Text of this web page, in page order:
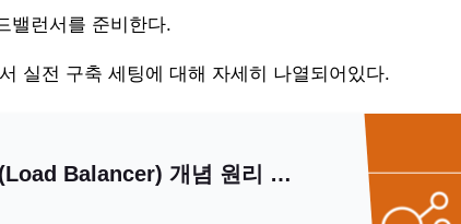
밸런서를 준비한다.
실전 구축 세팅에 대해 자세히 나열되어있다.
[AWS] 📚 ELB(Load Balancer) 개념 원리 & 사용 세팅 💯 정리